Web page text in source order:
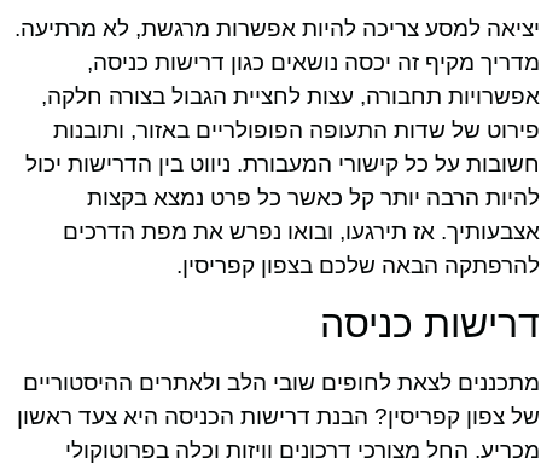
יציאה למסע צריכה להיות אפשרות מרגשת, לא מרתיעה.
מדריך מקיף זה יכסה נושאים כגון דרישות כניסה,
אפשרויות תחבורה, עצות לחציית הגבול בצורה חלקה,
פירוט של שדות התעופה הפופולריים באזור, ותובנות
חשובות על כל קישורי המעבורת. ניווט בין הדרישות יכול
להיות הרבה יותר קל כאשר כל פרט נמצא בקצות
אצבעותיך. אז תירגעו, ובואו נפרש את מפת הדרכים
להרפתקה הבאה שלכם בצפון קפריסין.
דרישות כניסה
מתכננים לצאת לחופים שובי הלב ולאתרים ההיסטוריים
של צפון קפריסין? הבנת דרישות הכניסה היא צעד ראשון
מכריע. החל מצורכי דרכונים וויזות וכלה בפרוטוקולי